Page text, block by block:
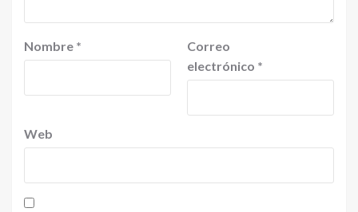
Nombre *
Correo
electrónico *
Web